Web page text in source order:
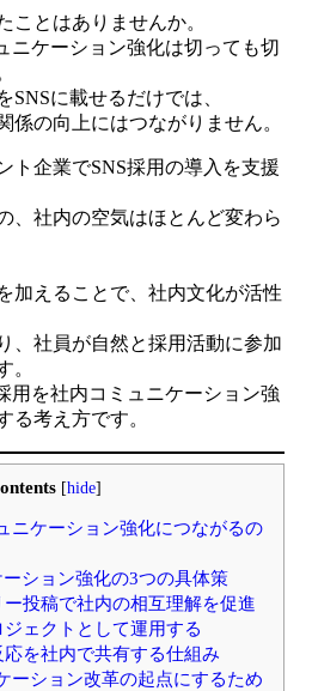
ことはありませんか。
ニケーション強化は切っても切
SNSに載せるだけでは、
係の向上にはつながりません。
ト企業でSNS採用の導入を支援
、社内の空気はほとんど変わら
加えることで、社内文化が活性
、社員が自然と採用活動に参加
。
用を社内コミュニケーション強
る考え方です。
[hide]
ニケーション強化につながるの
ション強化の3つの具体策
投稿で社内の相互理解を促進
ェクトとして運用する
を社内で共有する仕組み
ーション改革の起点にするため